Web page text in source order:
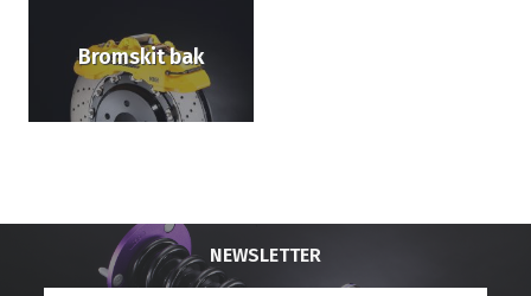
Bromskit bak
NEWSLETTER